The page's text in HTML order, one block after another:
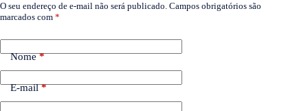
O seu endereço de e-mail não será publicado. Campos obrigatórios são
marcados com *
Nome*
E-mail*